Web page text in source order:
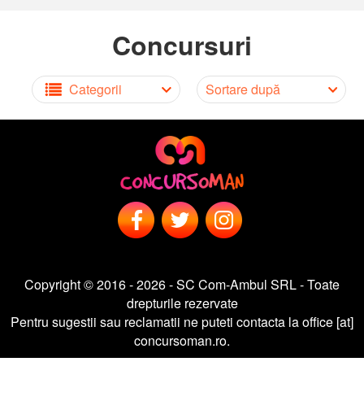
Concursuri
Categorii Sortare după
Copyright © 2016 - 2026 - SC Com-Ambul SRL - Toate
drepturile rezervate
Pentru sugestii sau reclamatii ne puteti contacta la office [at]
concursoman.ro.